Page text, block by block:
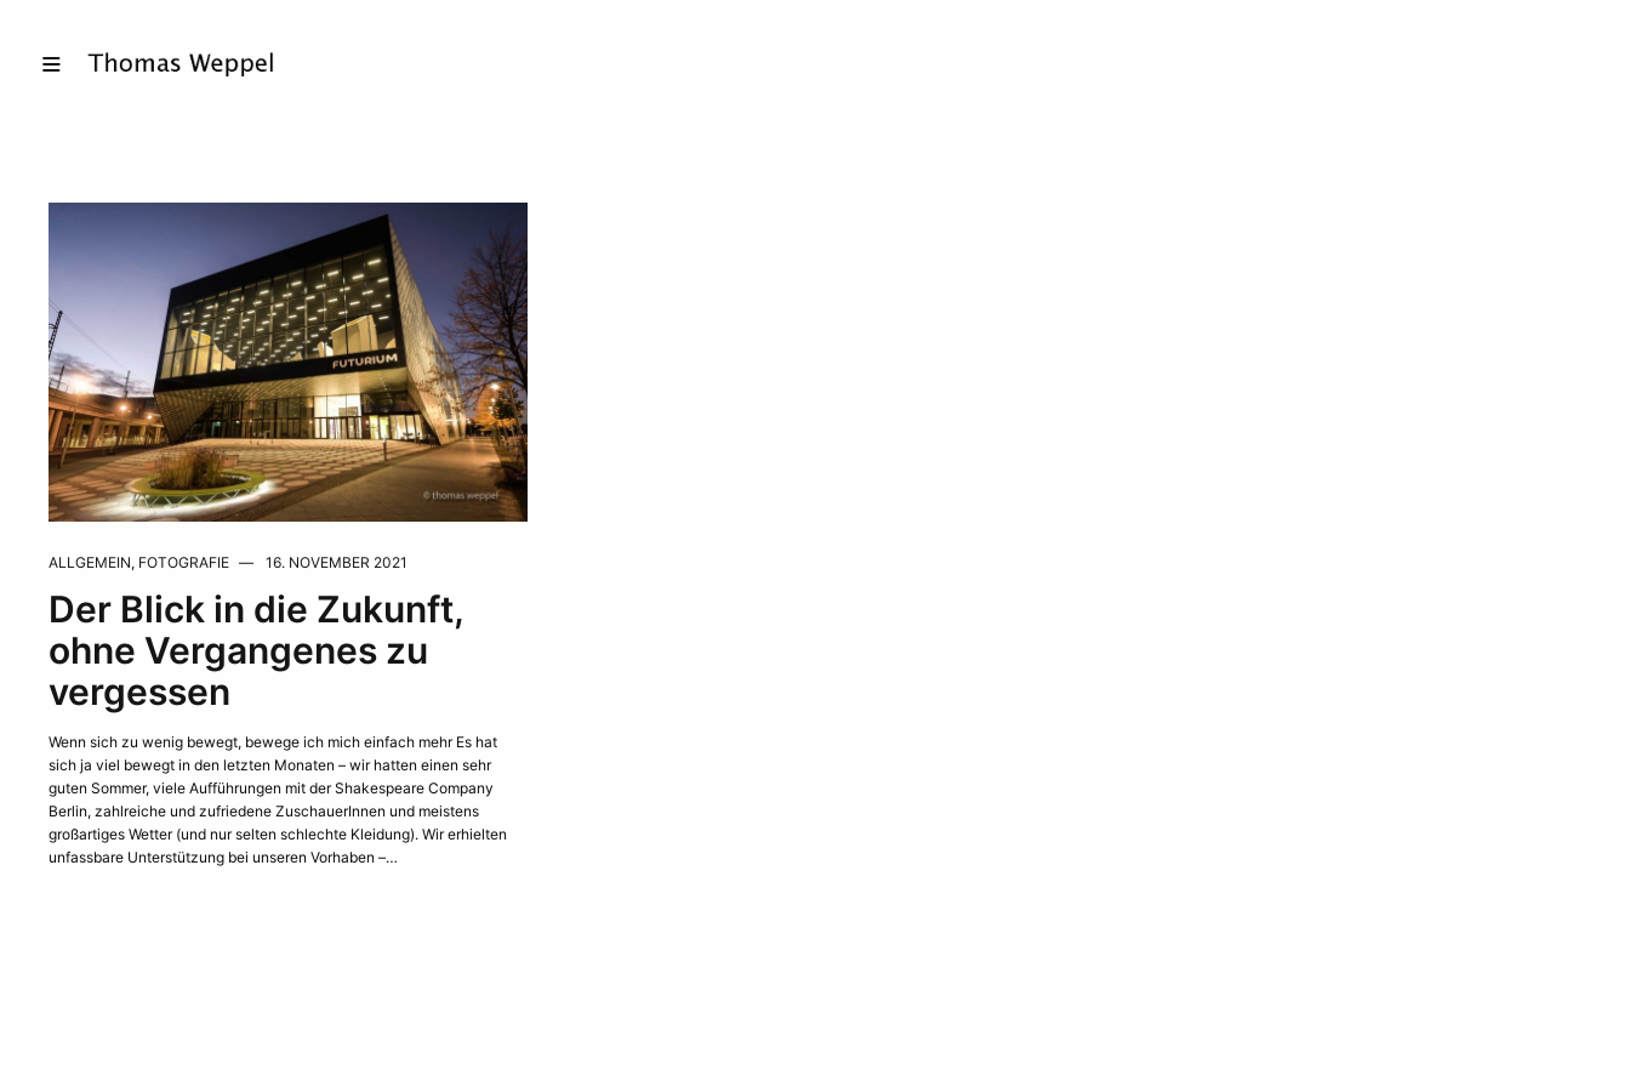
ALLGEMEIN, FOTOGRAFIE 16. NOVEMBER 2021
Der Blick in die Zukunft,
ohne Vergangenes zu
vergessen
Wenn sich zu wenig bewegt, bewege ich mich einfach mehr Es hat
sich ja viel bewegt in den letzten Monaten – wir hatten einen sehr
guten Sommer, viele Aufführungen mit der Shakespeare Company
Berlin, zahlreiche und zufriedene ZuschauerInnen und meistens
großartiges Wetter (und nur selten schlechte Kleidung). Wir erhielten
unfassbare Unterstützung bei unseren Vorhaben –…